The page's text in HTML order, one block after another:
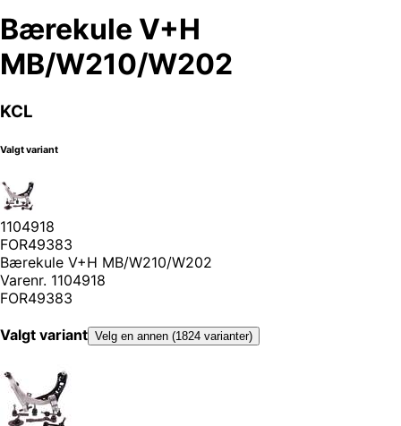
Bærekule V+H
MB/W210/W202
KCL
Valgt variant
1104918
FOR49383
Bærekule V+H MB/W210/W202
Varenr. 1104918
FOR49383
Valgt variant Velg en annen (1824 varianter)